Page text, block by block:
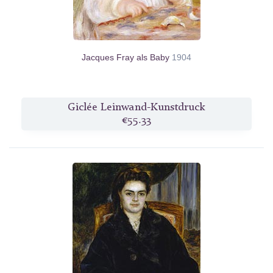
Jacques Fray als Baby 1904
Giclée Leinwand-Kunstdruck
€55.33